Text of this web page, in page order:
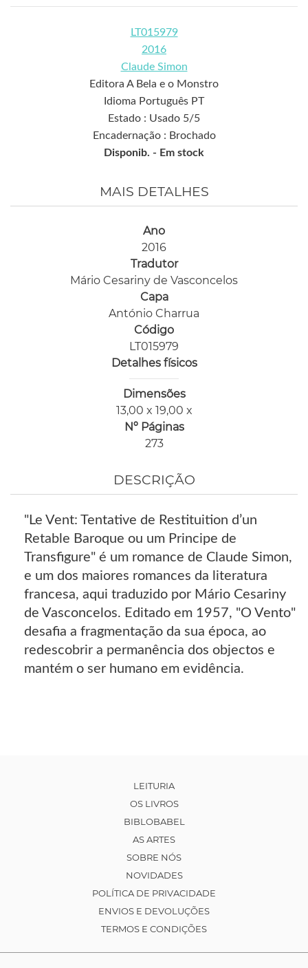
LT015979
2016
Claude Simon
Editora A Bela e o Monstro
Idioma Português PT
Estado : Usado 5/5
Encadernação : Brochado
Disponib. - Em stock
MAIS DETALHES
Ano
2016
Tradutor
Mário Cesariny de Vasconcelos
Capa
António Charrua
Código
LT015979
Detalhes físicos
Dimensões
13,00 x 19,00 x
Nº Páginas
273
DESCRIÇÃO
"Le Vent: Tentative de Restituition d’un
Retable Baroque ou um Principe de
Transfigure" é um romance de Claude Simon,
e um dos maiores romances da literatura
francesa, aqui traduzido por Mário Cesariny
de Vasconcelos. Editado em 1957, "O Vento"
desafia a fragmentação da sua época, ao
redescobrir a permanência dos objectos e
mantém o ser humano em evidência.
LEITURIA
OS LIVROS
BIBLOBABEL
AS ARTES
SOBRE NÓS
NOVIDADES
POLÍTICA DE PRIVACIDADE
ENVIOS E DEVOLUÇÕES
TERMOS E CONDIÇÕES